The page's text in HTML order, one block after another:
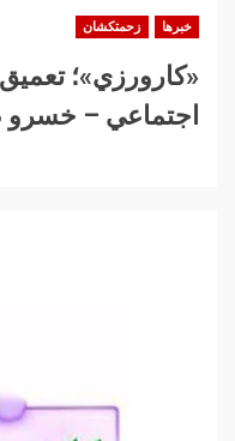
خبرها زحمتکشان
«کارورزي»؛
اجتماعي –